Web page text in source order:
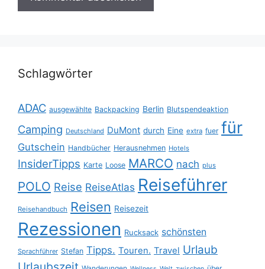
Schlagwörter
ADAC ausgewählte Backpacking Berlin Blutspendeaktion
Camping Deutschland DuMont durch Eine extra fuer für
Gutschein Handbücher Herausnehmen Hotels
InsiderTipps Karte Loose MARCO nach plus
POLO Reise ReiseAtlas Reiseführer
Reisehandbuch Reisen Reisezeit
Rezessionen Rucksack schönsten
Sprachführer Stefan Tipps. Touren. Travel Urlaub